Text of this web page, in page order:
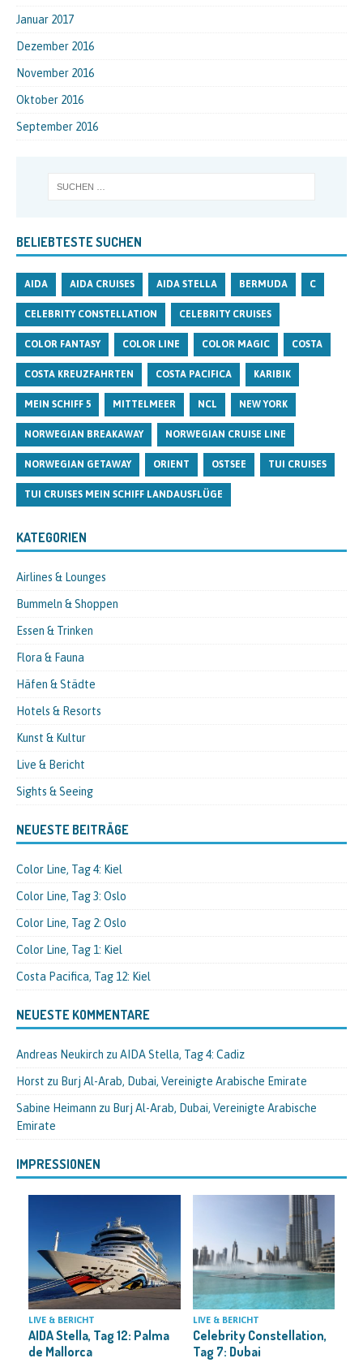
Januar 2017
Dezember 2016
November 2016
Oktober 2016
September 2016
BELIEBTESTE SUCHEN
AIDA AIDA CRUISES AIDA STELLA BERMUDA C
CELEBRITY CONSTELLATION CELEBRITY CRUISES
COLOR FANTASY COLOR LINE COLOR MAGIC COSTA
COSTA KREUZFAHRTEN COSTA PACIFICA KARIBIK
MEIN SCHIFF 5 MITTELMEER NCL NEW YORK
NORWEGIAN BREAKAWAY NORWEGIAN CRUISE LINE
NORWEGIAN GETAWAY ORIENT OSTSEE TUI CRUISES
TUI CRUISES MEIN SCHIFF LANDAUSFLÜGE
KATEGORIEN
Airlines & Lounges
Bummeln & Shoppen
Essen & Trinken
Flora & Fauna
Häfen & Städte
Hotels & Resorts
Kunst & Kultur
Live & Bericht
Sights & Seeing
NEUESTE BEITRÄGE
Color Line, Tag 4: Kiel
Color Line, Tag 3: Oslo
Color Line, Tag 2: Oslo
Color Line, Tag 1: Kiel
Costa Pacifica, Tag 12: Kiel
NEUESTE KOMMENTARE
Andreas Neukirch zu AIDA Stella, Tag 4: Cadiz
Horst zu Burj Al-Arab, Dubai, Vereinigte Arabische Emirate
Sabine Heimann zu Burj Al-Arab, Dubai, Vereinigte Arabische
Emirate
IMPRESSIONEN
LIVE & BERICHT
AIDA Stella, Tag 12: Palma
de Mallorca
LIVE & BERICHT
Celebrity Constellation,
Tag 7: Dubai